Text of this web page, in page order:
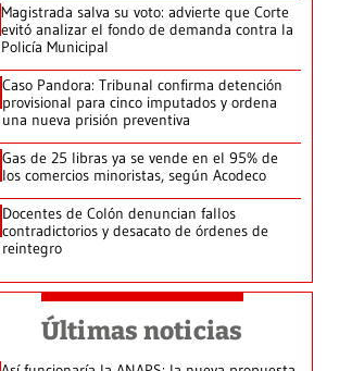
Magistrada salva su voto: advierte que Corte
evitó analizar el fondo de demanda contra la
Policía Municipal
Caso Pandora: Tribunal confirma detención
provisional para cinco imputados y ordena
una nueva prisión preventiva
Gas de 25 libras ya se vende en el 95% de
los comercios minoristas, según Acodeco
Docentes de Colón denuncian fallos
contradictorios y desacato de órdenes de
reintegro
Últimas noticias